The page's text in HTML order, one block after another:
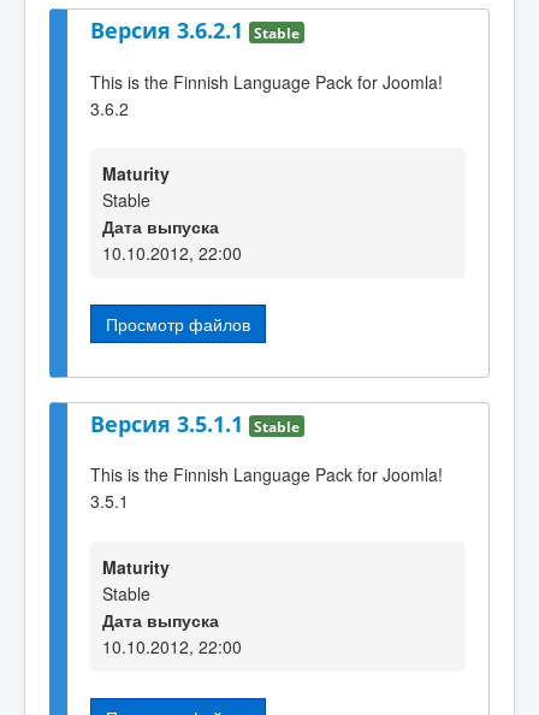
Версия 3.6.2.1 Stable
This is the Finnish Language Pack for Joomla!
3.6.2
Maturity
Stable
Дата выпуска
10.10.2012, 22:00
Просмотр файлов
Версия 3.5.1.1 Stable
This is the Finnish Language Pack for Joomla!
3.5.1
Maturity
Stable
Дата выпуска
10.10.2012, 22:00